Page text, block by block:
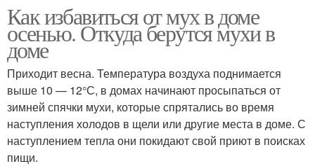
Как избавиться от мух в доме
осенью. Откуда берутся мухи в
доме
Приходит весна. Температура воздуха поднимается
выше 10 — 12°С, в домах начинают просыпаться от
зимней спячки мухи, которые спрятались во время
наступления холодов в щели или другие места в доме. С
наступлением тепла они покидают свой приют в поисках
пищи.